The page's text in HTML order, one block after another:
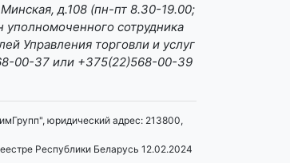
д.108 (пн-пт 8.30-19.00;
сотрудника
Управления торговли и услуг
00-37 или +375(22)568-00-39
юридический адрес: 213800,
Республики Беларусь 12.02.2024